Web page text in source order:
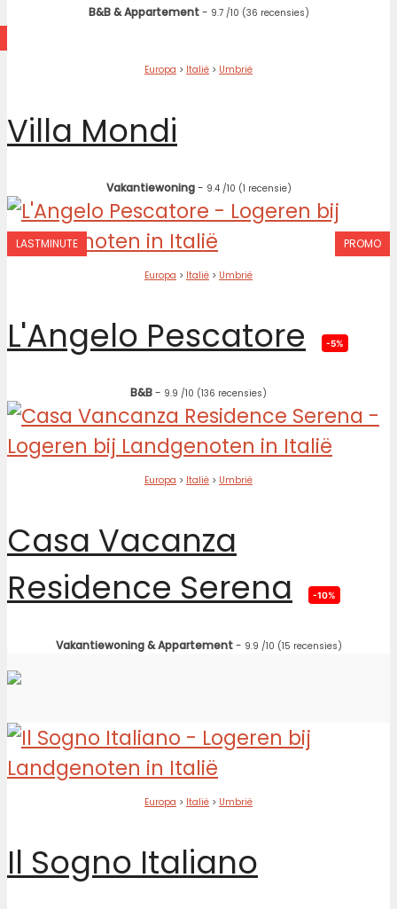
B&B & Appartement- 9.7 /10 (36 recensies)
Europa > Italië > Umbrië
Villa Mondi
Vakantiewoning- 9.4 /10 (1 recensie)
LASTMINUTE PROMO
Europa > Italië > Umbrië
L'Angelo Pescatore -5%
B&B- 9.9 /10 (136 recensies)
Europa > Italië > Umbrië
Casa Vacanza
Residence Serena
-10%
Vakantiewoning & Appartement- 9.9 /10 (15 recensies)
Europa > Italië > Umbrië
Il Sogno Italiano